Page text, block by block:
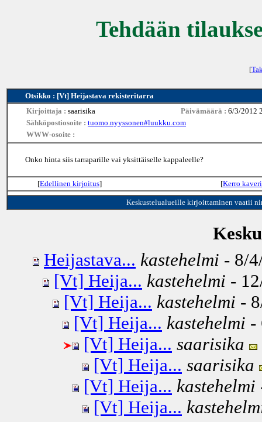
Tehdään
[
Otsikko : [Vt] Heijastava rekisteritarra
Kirjoittaja : saarisika Päivämäärä : 6/3/2012
Sähköpostiosoite : tuomo.nyyssonen#luukku.com
WWW-osoite :
Onko hinta siis tarraparille vai yksittäiselle kappaleelle?
[Edellinen kirjoitus] [Kerro
Keskustelualueille kirjoittaminen vaatii
Heijastava... kastehelmi - 8/
[Vt] Heija... kastehelmi -
[Vt] Heija... kastehelmi -
[Vt] Heija... kastehelmi -
[Vt] Heija... saarisika
[Vt] Heija... saarisika
[Vt] Heija... kastehelmi
[Vt] Heija...